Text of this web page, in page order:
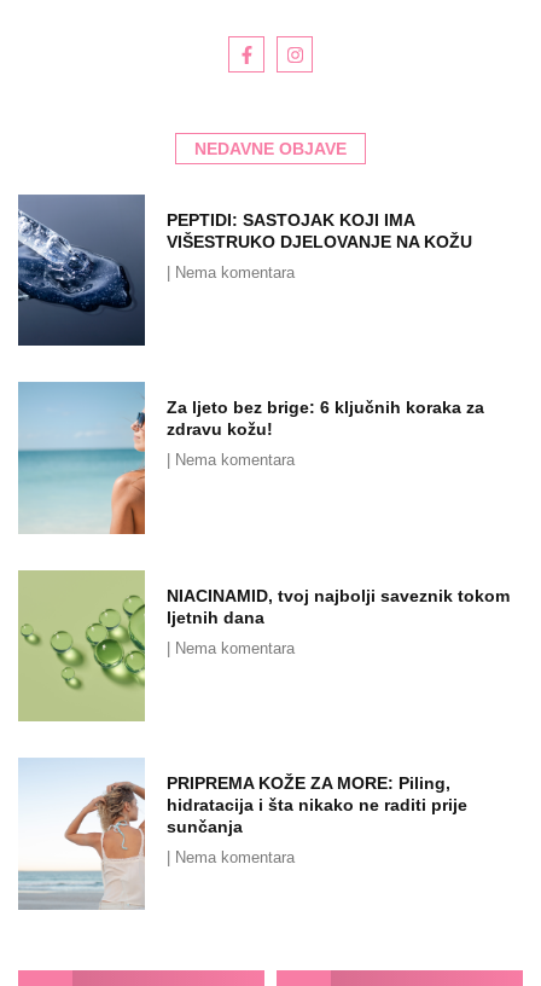
NEDAVNE OBJAVE
PEPTIDI: SASTOJAK KOJI IMA
VIŠESTRUKO DJELOVANJE NA KOŽU
Nema komentara
Za ljeto bez brige: 6 ključnih koraka za
zdravu kožu!
Nema komentara
NIACINAMID, tvoj najbolji saveznik tokom
ljetnih dana
Nema komentara
PRIPREMA KOŽE ZA MORE: Piling,
hidratacija i šta nikako ne raditi prije
sunčanja
Nema komentara